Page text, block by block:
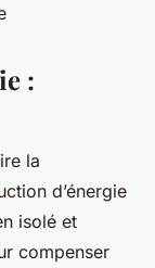
:
la
d’énergie
isolé et
compenser